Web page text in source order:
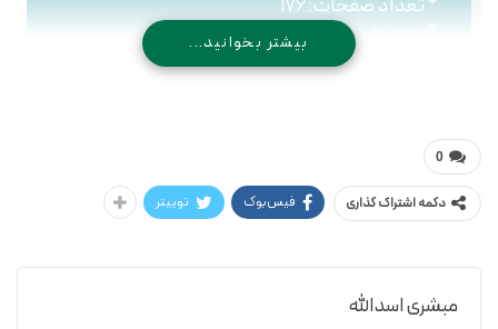
* تعداد صفحات:۱۷۶
* نـوع جلـد: شومیزبیشتر بخوانید...
0
دکمه اشتراک گذاری فیس‌بوک توییتر
مبشری اسدالله